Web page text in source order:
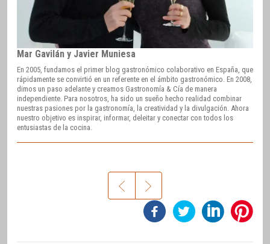
Mar Gavilán y Javier Muniesa
En 2005, fundamos el primer blog gastronómico colaborativo en España, que
rápidamente se convirtió en un referente en el ámbito gastronómico. En 2008,
dimos un paso adelante y creamos Gastronomía & Cía de manera
independiente. Para nosotros, ha sido un sueño hecho realidad combinar
nuestras pasiones por la gastronomía, la creatividad y la divulgación. Ahora
nuestro objetivo es inspirar, informar, deleitar y conectar con todos los
entusiastas de la cocina.